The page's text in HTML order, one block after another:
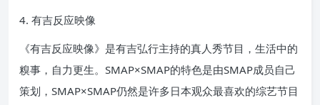
4. 有吉反应映像
《有吉反应映像》是有吉弘行主持的真人秀节目，生活中的
糗事，自力更生。SMAP×SMAP的特色是由SMAP成员自己
策划，SMAP×SMAP仍然是许多日本观众最喜欢的综艺节目